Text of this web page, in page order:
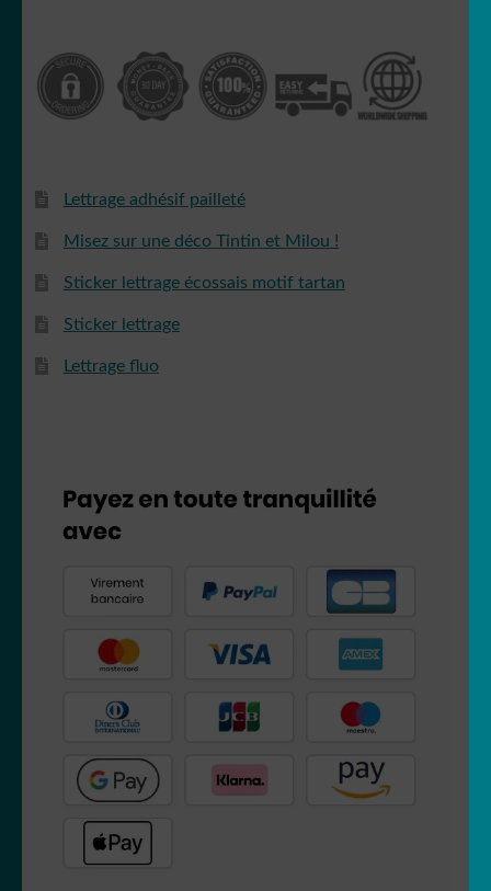
Lettrage adhésif pailleté
Misez sur une déco Tintin et Milou !
Sticker lettrage écossais motif tartan
Sticker lettrage
Lettrage fluo